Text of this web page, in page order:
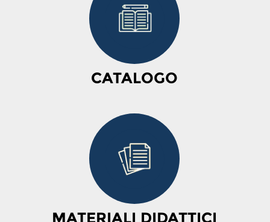
CATALOGO
MATERIALI DIDATTICI